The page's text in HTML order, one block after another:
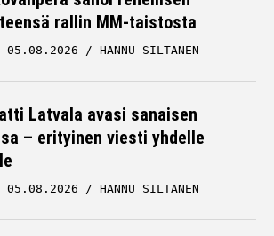
rallin MM-taistosta
05.08.2026 HANNU SILTANEN
Latvala avasi sanaisen
– erityinen viesti yhdelle
05.08.2026 HANNU SILTANEN